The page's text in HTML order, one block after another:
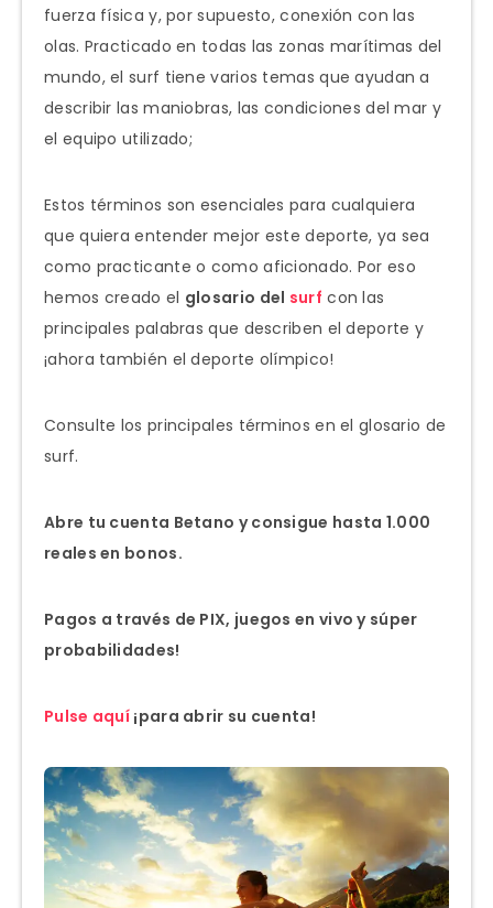
fuerza física y, por supuesto, conexión con las
olas. Practicado en todas las zonas marítimas del
mundo, el surf tiene varios temas que ayudan a
describir las maniobras, las condiciones del mar y
el equipo utilizado;
Estos términos son esenciales para cualquiera
que quiera entender mejor este deporte, ya sea
como practicante o como aficionado. Por eso
hemos creado el glosario del surf con las
principales palabras que describen el deporte y
¡ahora también el deporte olímpico!
Consulte los principales términos en el glosario de
surf.
Abre tu cuenta Betano y consigue hasta 1.000
reales en bonos.
Pagos a través de PIX, juegos en vivo y súper
probabilidades!
Pulse aquí ¡para abrir su cuenta!